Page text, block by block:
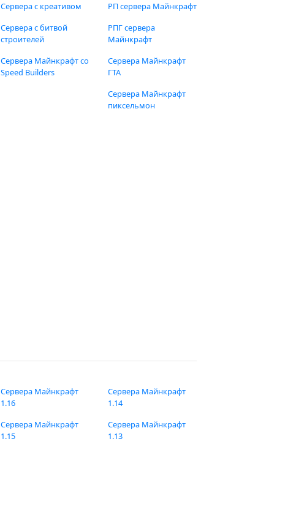
Сервера с креативом
Сервера с битвой
строителей
Сервера Майнкрафт со
Speed Builders
РП сервера Майнкрафт
РПГ сервера
Майнкрафт
Сервера Майнкрафт
ГТА
Сервера Майнкрафт
пиксельмон
Сервера Майнкрафт
1.16
Сервера Майнкрафт
1.15
Сервера Майнкрафт
1.14
Сервера Майнкрафт
1.13